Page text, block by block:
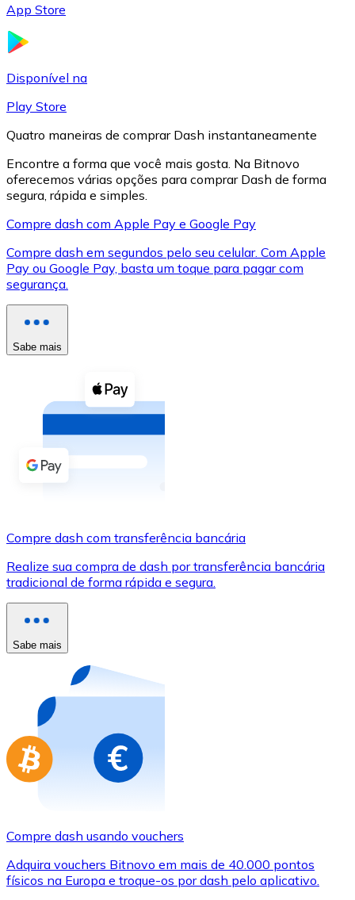
XRP
XRP
Ver tudo
Cupons cripto
Compre criptomoedas com dinheiro e outros
Comprar com dinheiro
Transferência SEPA
Use cartões Visa e Mastercard para comprar
Comprar com cartão
Compre cartões-presente das suas marcas favoritas
Ir para a loja de cartões-presente
App Store
Disponível na
Play Store
Quatro maneiras de comprar Dash instantaneamente
Encontre a forma que você mais gosta. Na Bitnovo
oferecemos várias opções para comprar Dash de forma
segura, rápida e simples.
Compre dash com Apple Pay e Google Pay
Compre dash em segundos pelo seu celular. Com Apple
Pay ou Google Pay, basta um toque para pagar com
segurança.
Sabe mais
Compre dash com transferência bancária
Realize sua compra de dash por transferência bancária
tradicional de forma rápida e segura.
Sabe mais
Compre dash usando vouchers
Adquira vouchers Bitnovo em mais de 40.000 pontos
físicos na Europa e troque-os por dash pelo aplicativo.